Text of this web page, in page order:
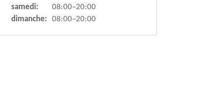
samedi:
08:00–20:00
dimanche:
08:00–20:00